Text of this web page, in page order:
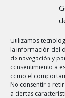
Utilizamos
la información del
de navegación y
consentimiento a
como el
No consentir o
a ciertas